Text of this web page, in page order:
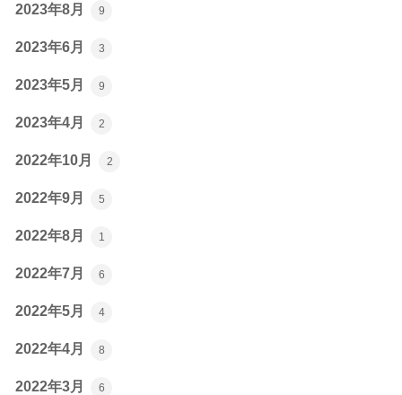
2023年8月 9
2023年6月 3
2023年5月 9
2023年4月 2
2022年10月 2
2022年9月 5
2022年8月 1
2022年7月 6
2022年5月 4
2022年4月 8
2022年3月 6